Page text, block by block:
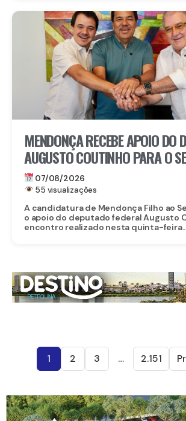
MENDONÇA RECEBE APOIO DO
AUGUSTO COUTINHO PARA O
07/08/2026
55 visualizações
A candidatura de Mendonça Filho ao
o apoio do deputado federal Augusto
encontro realizado nesta quinta-feira...
1 2 3 … 2.151